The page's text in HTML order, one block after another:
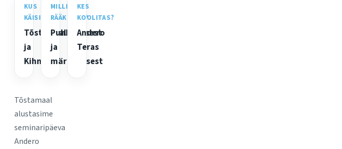
KUS
KÄISIME?
Tõstamaal
ja
Kihnus
MILLEST
RÄÄKISIME?
Puhkamisest
ja
märkamisest
KES
KOOLITAS?
Andero
Teras
Tõstamaal
alustasime
seminaripäeva
Andero